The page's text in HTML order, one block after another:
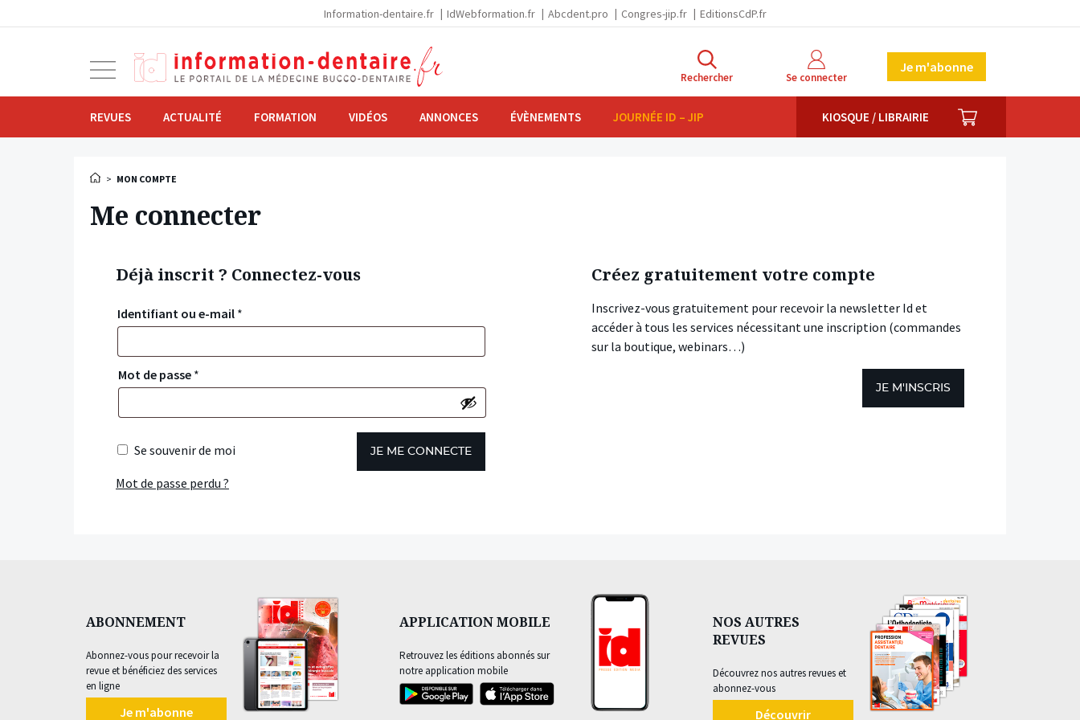
Information-dentaire.fr IdWebformation.fr Abcdent.pro Congres-jip.fr EditionsCdP.fr
navigation
Rechercher Se connecter
Je m'abonne
REVUES ACTUALITÉ FORMATION VIDÉOS ANNONCES ÉVÈNEMENTS JOURNÉE ID – JIP KIOSQUE / LIBRAIRIE PANIER
> MON COMPTE
Me connecter
Déjà inscrit ? Connectez-vous
Identifiant ou e-mail *
Mot de passe *
Se souvenir de moi JE ME CONNECTE
Mot de passe perdu ?
Créez gratuitement votre compte
Inscrivez-vous gratuitement pour recevoir la newsletter Id et
accéder à tous les services nécessitant une inscription (commandes
sur la boutique, webinars…)
JE M'INSCRIS
ABONNEMENT
Abonnez-vous pour recevoir la
revue et bénéficiez des services
en ligne
Je m'abonne
APPLICATION MOBILE
Retrouvez les éditions abonnés sur
notre application mobile
NOS AUTRES
REVUES
Découvrez nos autres revues et
abonnez-vous
Découvrir